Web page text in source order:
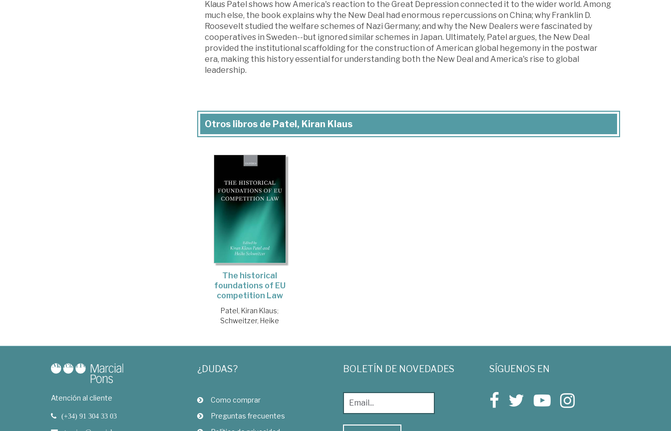
Klaus Patel shows how America's reaction to the Great Depression connected it to the wider world. Among
much else, the book explains why the New Deal had enormous repercussions on China; why Franklin D.
Roosevelt studied the welfare schemes of Nazi Germany; and why the New Dealers were fascinated by
cooperatives in Sweden--but ignored similar schemes in Japan. Ultimately, Patel argues, the New Deal
provided the institutional scaffolding for the construction of American global hegemony in the postwar
era, making this history essential for understanding both the New Deal and America's rise to global
leadership.
Otros libros de Patel, Kiran Klaus
The historical
foundations of EU
competition Law
Patel, Kiran Klaus;
Schweitzer, Heike
Atención al cliente
(+34) 91 304 33 03
¿DUDAS?
Como comprar
Preguntas frecuentes
BOLETÍN DE NOVEDADES SÍGUENOS EN